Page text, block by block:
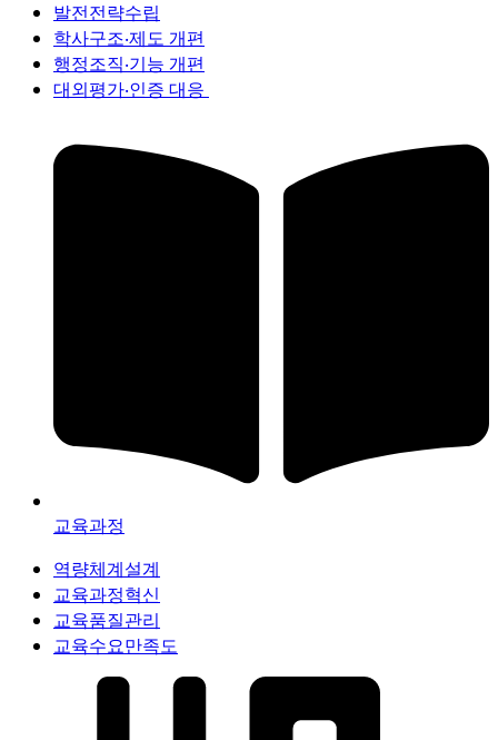
발전전략수립
학사구조‧제도 개편
행정조직‧기능 개편
대외평가‧인증 대응
교육과정
역량체계설계
교육과정혁신
교육품질관리
교육수요만족도